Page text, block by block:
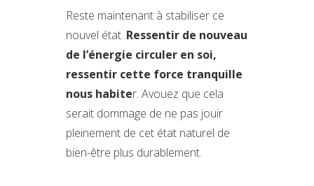
Reste maintenant à stabiliser ce
nouvel état. Ressentir de nouveau
de l’énergie circuler en soi,
ressentir cette force tranquille
nous habiter. Avouez que cela
serait dommage de ne pas jouir
pleinement de cet état naturel de
bien-être plus durablement.